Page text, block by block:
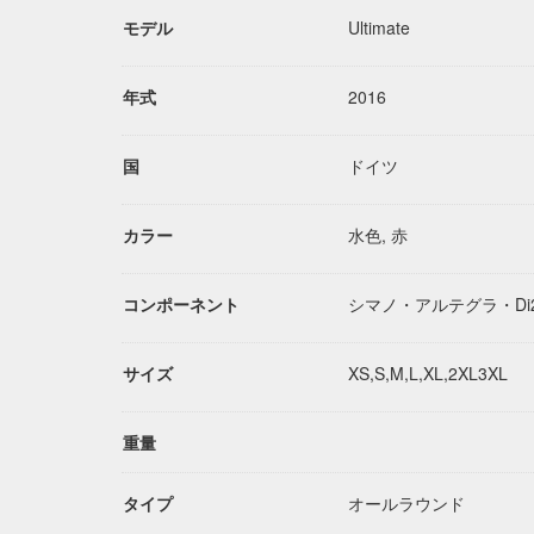
モデル Ultimate
年式 2016
国 ドイツ
カラー 水色, 赤
コンポーネント シマノ・アルテグラ・
サイズ XS,S,M,L,XL,2XL3XL
重量
タイプ オールラウンド